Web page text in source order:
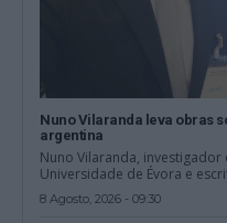
Nuno Vilaranda leva obras
argentina
Nuno Vilaranda,
Universidade de Évora e
8 Agosto, 2026 - 09:30